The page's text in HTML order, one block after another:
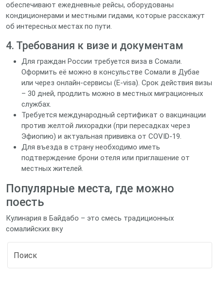
обеспечивают ежедневные рейсы, оборудованы
кондиционерами и местными гидами, которые расскажут
об интересных местах по пути.
4. Требования к визе и документам
Для граждан России требуется виза в Сомали.
Оформить её можно в консульстве Сомали в Дубае
или через онлайн‑сервисы (E‑visa). Срок действия визы
– 30 дней, продлить можно в местных миграционных
службах.
Требуется международный сертификат о вакцинации
против желтой лихорадки (при пересадках через
Эфиопию) и актуальная прививка от COVID‑19.
Для въезда в страну необходимо иметь
подтверждение брони отеля или приглашение от
местных жителей.
Популярные места, где можно
поесть
Кулинария в Байдабо – это смесь традиционных
сомалийских вку